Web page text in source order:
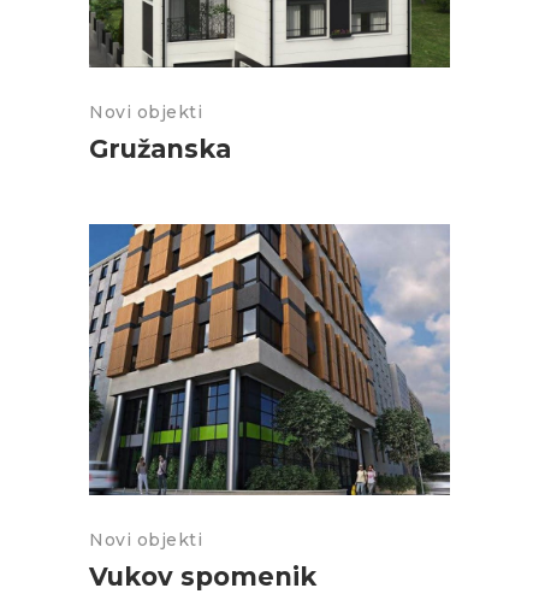
Novi objekti
Gružanska
Novi objekti
Vukov spomenik